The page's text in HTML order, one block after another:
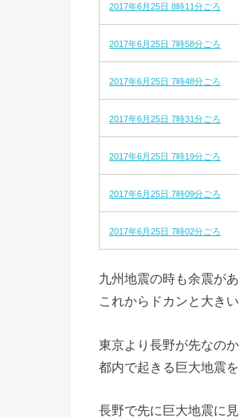
2017年6月25日 8時11分ごろ
2017年6月25日 7時58分ごろ
2017年6月25日 7時48分ごろ
2017年6月25日 7時31分ごろ
2017年6月25日 7時19分ごろ
2017年6月25日 7時09分ごろ
2017年6月25日 7時02分ごろ
九州地震の時も余震が
これからドカンと大き
東京より長野が先なのか
都内で起きる巨大地震
長野で先に巨大地震に